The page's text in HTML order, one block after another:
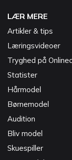
LÆR MERE
Artikler & tips
Læringsvideoer
Tryghed på
Statister
Hårmodel
Børnemodel
Audition
Bliv model
Skuespiller